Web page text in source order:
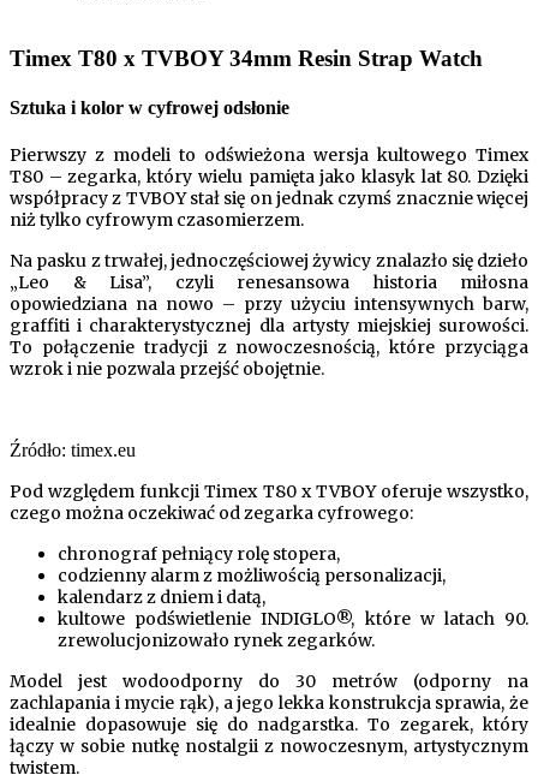
Timex T80 x TVBOY 34mm Resin Strap Watch
Sztuka i kolor w cyfrowej odsłonie
Pierwszy z modeli to odświeżona wersja kultowego Timex
T80 – zegarka, który wielu pamięta jako klasyk lat 80. Dzięki
współpracy z TVBOY stał się on jednak czymś znacznie więcej
niż tylko cyfrowym czasomierzem.
Na pasku z trwałej, jednoczęściowej żywicy znalazło się dzieło
„Leo & Lisa”, czyli renesansowa historia miłosna
opowiedziana na nowo – przy użyciu intensywnych barw,
graffiti i charakterystycznej dla artysty miejskiej surowości.
To połączenie tradycji z nowoczesnością, które przyciąga
wzrok i nie pozwala przejść obojętnie.
Źródło: timex.eu
Pod względem funkcji Timex T80 x TVBOY oferuje wszystko,
czego można oczekiwać od zegarka cyfrowego:
chronograf pełniący rolę stopera,
codzienny alarm z możliwością personalizacji,
kalendarz z dniem i datą,
kultowe podświetlenie INDIGLO®, które w latach 90.
zrewolucjonizowało rynek zegarków.
Model jest wodoodporny do 30 metrów (odporny na
zachlapania i mycie rąk), a jego lekka konstrukcja sprawia, że
idealnie dopasowuje się do nadgarstka. To zegarek, który
łączy w sobie nutkę nostalgii z nowoczesnym, artystycznym
twistem.